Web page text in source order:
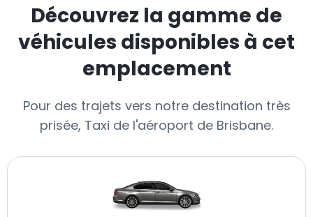
Découvrez la gamme de
véhicules disponibles à cet
emplacement
Pour des trajets vers notre destination très
prisée, Taxi de l'aéroport de Brisbane.